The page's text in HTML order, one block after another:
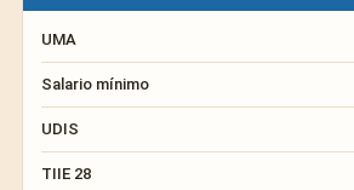
UMA
Salario mínimo
UDIS
TIIE 28